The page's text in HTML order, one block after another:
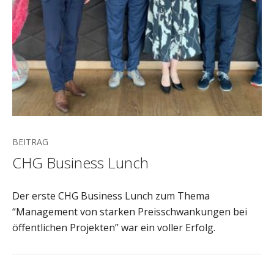
BEITRAG
CHG Business Lunch
Der erste CHG Business Lunch zum Thema
“Management von starken Preisschwankungen bei
öffentlichen Projekten” war ein voller Erfolg.